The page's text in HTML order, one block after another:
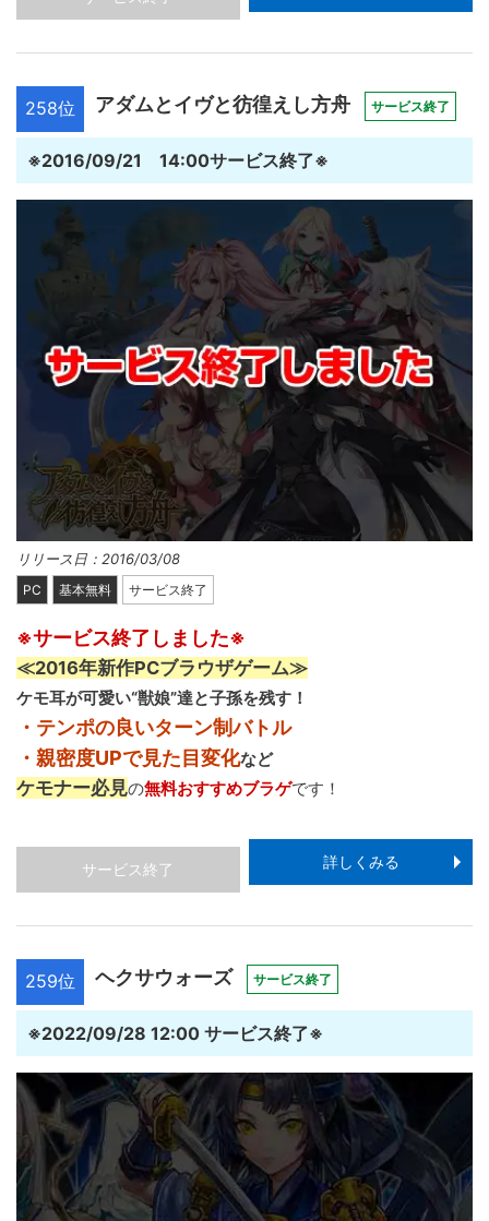
258位 アダムとイヴと彷徨えし方舟 サービス終了
※2016/09/21 14:00サービス終了※
リリース日：2016/03/08
PC 基本無料 サービス終了
※サービス終了しました※
≪2016年新作PCブラウザゲーム≫
ケモ耳が可愛い“獣娘”達と子孫を残す！
・テンポの良いターン制バトル
・親密度UPで見た目変化など
ケモナー必見の無料おすすめブラゲです！
サービス終了 詳しくみる
259位 ヘクサウォーズ サービス終了
※2022/09/28 12:00 サービス終了※